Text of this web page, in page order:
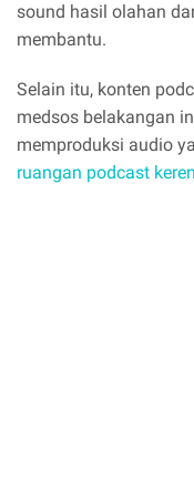
sound hasil olahan
membantu.
Selain itu, konten
medsos belakangan
memproduksi audio
ruangan podcast keren